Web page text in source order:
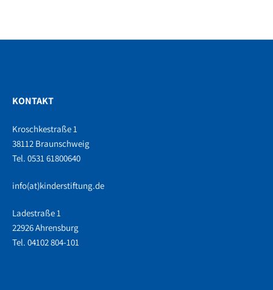
KONTAKT
Kroschkestraße 1
38112 Braunschweig
Tel. 0531 61800640
info(at)kinderstiftung.de
Ladestraße 1
22926 Ahrensburg
Tel. 04102 804-101